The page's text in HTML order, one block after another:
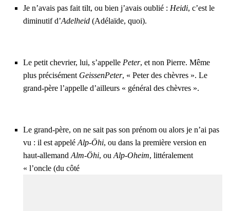
Je n’a­vais pas fait tilt, ou bien j’a­vais oublié : Hei­di, c’est le
dimi­nu­tif d’Adel­heid (Adé­laïde, quoi).
Le petit che­vrier, lui, s’ap­pelle Peter, et non Pierre. Même
plus pré­ci­sé­ment Geis­sen­Pe­ter, « Peter des chèvres ». Le
grand-père l’ap­pelle d’ailleurs « géné­ral des chèvres ».
Le grand-père, on ne sait pas son pré­nom ou alors je n’ai pas
vu : il est appe­lé Alp-Öhi, ou dans la pre­mière ver­sion en
haut-alle­mand Alm-Öhi, ou Alp-Oheim, lit­té­ra­le­ment
« l’oncle (du côté